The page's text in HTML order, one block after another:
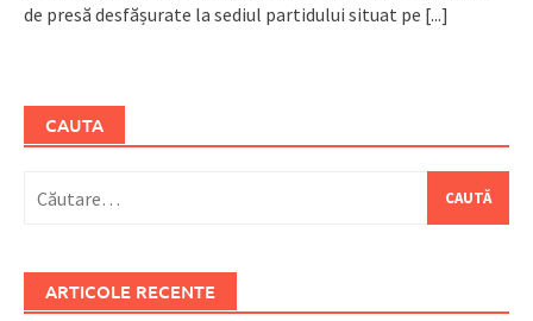
de presă desfășurate la sediul partidului situat pe [...]
CAUTA
după:
ARTICOLE RECENTE